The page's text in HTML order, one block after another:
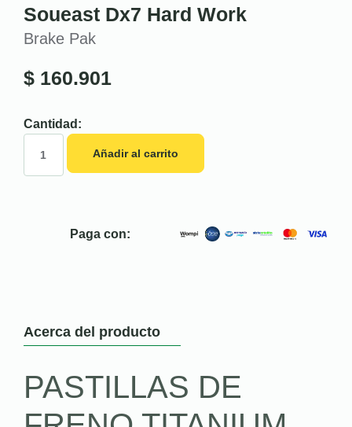
Soueast Dx7 Hard Work
Brake Pak
$ 160.901
Cantidad:
Añadir al carrito
Paga con:
Acerca del producto
PASTILLAS DE